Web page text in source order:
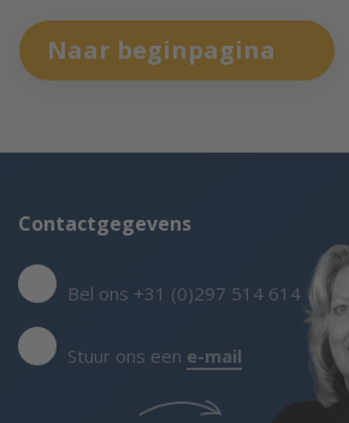
Naar beginpagina
Contactgegevens
Bel ons +31 (0)297 514 614
Stuur ons een e-mail